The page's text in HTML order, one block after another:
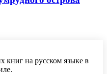
книг на русском языке в